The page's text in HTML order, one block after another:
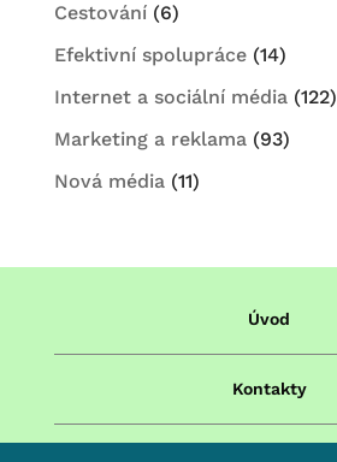
Cestování(6)
Efektivní spolupráce(14)
Internet a sociální média(122)
Marketing a reklama(93)
Nová média(11)
Úvod
Kontakty